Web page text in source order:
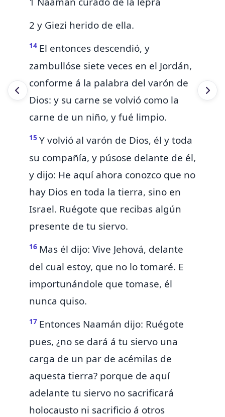
2 y Giezi herido de ella.
14 El entonces descendió, y
zambullóse siete veces en el Jordán,
conforme á la palabra del varón de
Dios: y su carne se volvió como la
carne de un niño, y fué limpio.
15 Y volvió al varón de Dios, él y toda
su compañía, y púsose delante de él,
y dijo: He aquí ahora conozco que no
hay Dios en toda la tierra, sino en
Israel. Ruégote que recibas algún
presente de tu siervo.
16 Mas él dijo: Vive Jehová, delante
del cual estoy, que no lotomaré. E
importunándole que tomase, él
nunca quiso.
17 Entonces Naamán dijo: Ruégote
pues, ¿no se dará á tu siervo una
carga de un par de acémilas de
aquesta tierra? porque de aquí
adelante tu siervo no sacrificará
holocausto ni sacrificio á otros